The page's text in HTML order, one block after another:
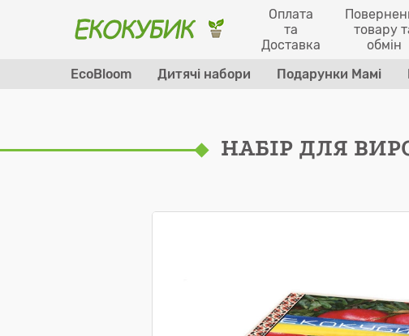
Оплата
та
Доставка
товару
обмін
EcoBloom Дитячі набори Подарунки Мамі
НАБІР ДЛЯ